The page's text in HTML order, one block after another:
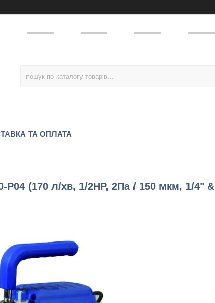
ТА ОПЛАТА
P04 (170 л/хв, 1/2HP, 2Па / 150 мкм, 1/4" &